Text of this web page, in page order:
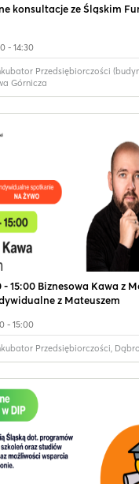
konsultacje ze Śląskim
- 14:30
Przedsiębiorczości
Górnicza
- 15:00 Biznesowa Kawa z
z Mateuszem
- 15:00
Przedsiębiorczości,